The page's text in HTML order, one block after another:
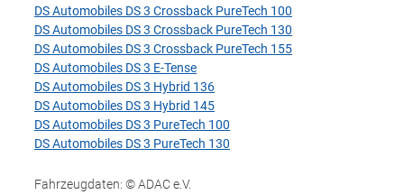
DS Automobiles DS 3 Crossback PureTech 100
DS Automobiles DS 3 Crossback PureTech 130
DS Automobiles DS 3 Crossback PureTech 155
DS Automobiles DS 3 E-Tense
DS Automobiles DS 3 Hybrid 136
DS Automobiles DS 3 Hybrid 145
DS Automobiles DS 3 PureTech 100
DS Automobiles DS 3 PureTech 130
Fahrzeugdaten: © ADAC e.V.